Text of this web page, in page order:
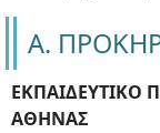
Α.
ΕΚΠΑΙΔΕΥΤΙΚΟ
ΑΘΗΝΑΣ